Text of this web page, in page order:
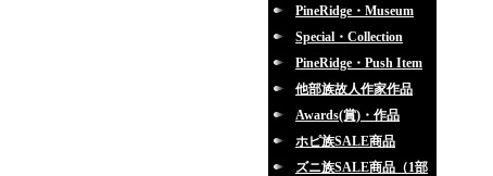
PineRidge・Museum
Special・Collection
PineRidge・Push Item
他部族故人作家作品
Awards(賞)・作品
ホピ族SALE商品
ズニ族SALE商品（1部